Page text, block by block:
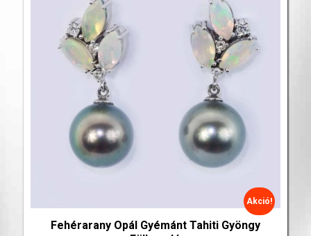
Fehérarany Opál Gyémánt Tahiti Gyöngy
Akció!